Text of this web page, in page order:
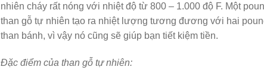
nhiên cháy rất nóng với nhiệt độ từ 800 – 1.000 độ F. Một
than gỗ tự nhiên tạo ra nhiệt lượng tương đương với hai
than bánh, vì vậy nó cũng sẽ giúp bạn tiết kiệm tiền.
Đặc điểm của than gỗ tự nhiên: